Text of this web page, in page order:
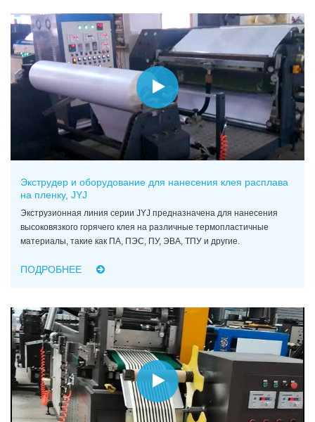
Экструдер и оборудование для нанесения клея расплава
на пленку, JYJ
Экструзионная линия серии JYJ предназначена для нанесения
высоковязкого горячего клея на различные термопластичные
материалы, такие как ПА, ПЭС, ПУ, ЭВА, ТПУ и другие.
ПОДРОБНЕЕ